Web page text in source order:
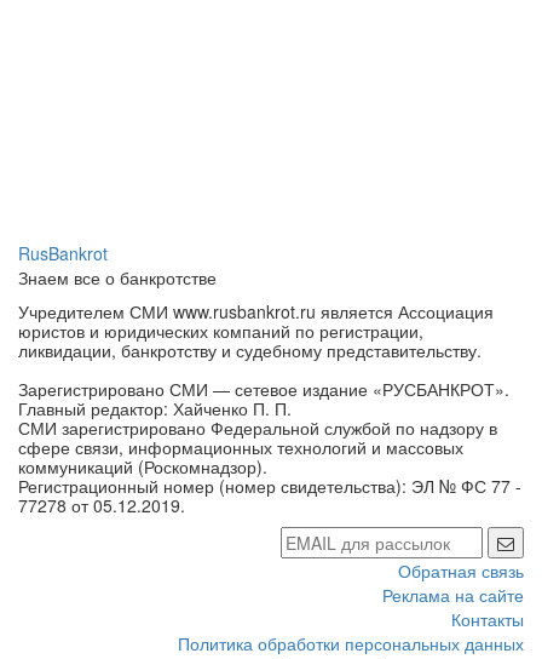
RusBankrot
Знаем все о банкротстве
Учредителем СМИ www.rusbankrot.ru является Ассоциация
юристов и юридических компаний по регистрации,
ликвидации, банкротству и судебному представительству.
Зарегистрировано СМИ — сетевое издание «РУСБАНКРОТ».
Главный редактор: Хайченко П. П.
СМИ зарегистрировано Федеральной службой по надзору в
сфере связи, информационных технологий и массовых
коммуникаций (Роскомнадзор).
Регистрационный номер (номер свидетельства): ЭЛ № ФС 77 -
77278 от 05.12.2019.
Обратная связь
Реклама на сайте
Контакты
Политика обработки персональных данных